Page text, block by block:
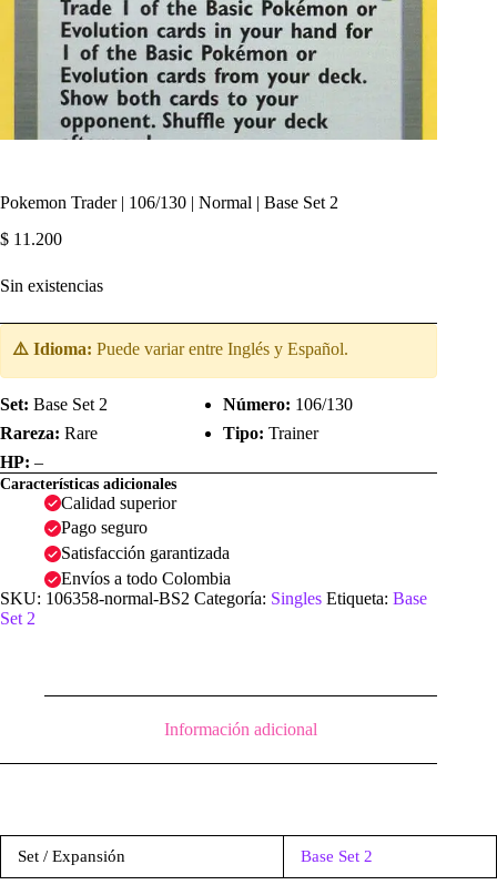
Pokemon Trader | 106/130 | Normal | Base Set 2
$ 11.200
Sin existencias
⚠️ Idioma: Puede variar entre Inglés y Español.
Set: Base Set 2 Número: 106/130
Rareza: Rare Tipo: Trainer
HP: –
Características adicionales
Calidad superior
Pago seguro
Satisfacción garantizada
Envíos a todo Colombia
SKU: 106358-normal-BS2 Categoría: Singles Etiqueta: Base
Set 2
Información adicional
Set / Expansión Base Set 2